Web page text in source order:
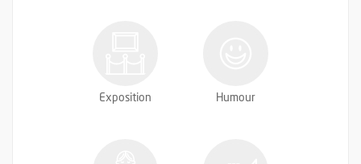
Exposition Humour